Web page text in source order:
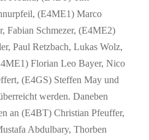
(E4ME1) Marco
Fabian Schmezer, (E4ME2)
Paul Retzbach, Lukas Wolz,
Florian Leo Bayer, Nico
(E4GS) Steffen May und
werden. Daneben
an (E4BT) Christian Pfeuffer,
Abdulbary, Thorben